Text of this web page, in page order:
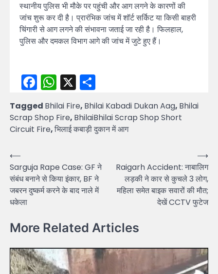
स्थानीय पुलिस भी मौके पर पहुंची और आग लगने के कारणों की
जांच शुरू कर दी है। प्रारंभिक जांच में शॉर्ट सर्किट या किसी बाहरी
चिंगारी से आग लगने की संभावना जताई जा रही है। फिलहाल,
पुलिस और दमकल विभाग आगे की जांच में जुटे हुए हैं।
Facebook
WhatsApp
X
Tagged Bhilai Fire, Bhilai Kabadi Dukan Aag, Bhilai
Scrap Shop Fire, BhilaiBhilai Scrap Shop Short
Circuit Fire,भिलाई कबाड़ी दुकान में आग
Post
navigation
⟵
Sarguja Rape Case: GF ने
संबंध बनाने से किया इंकार, BF ने
जबरन दुष्कर्म करने के बाद नाले में
धकेला
Raigarh Accident: नाबालिग
लड़की ने कार से कुचले 3 लोग,
महिला समेत बाइक सवारों की मौत;
देखें CCTV फुटेज
⟶
More Related Articles